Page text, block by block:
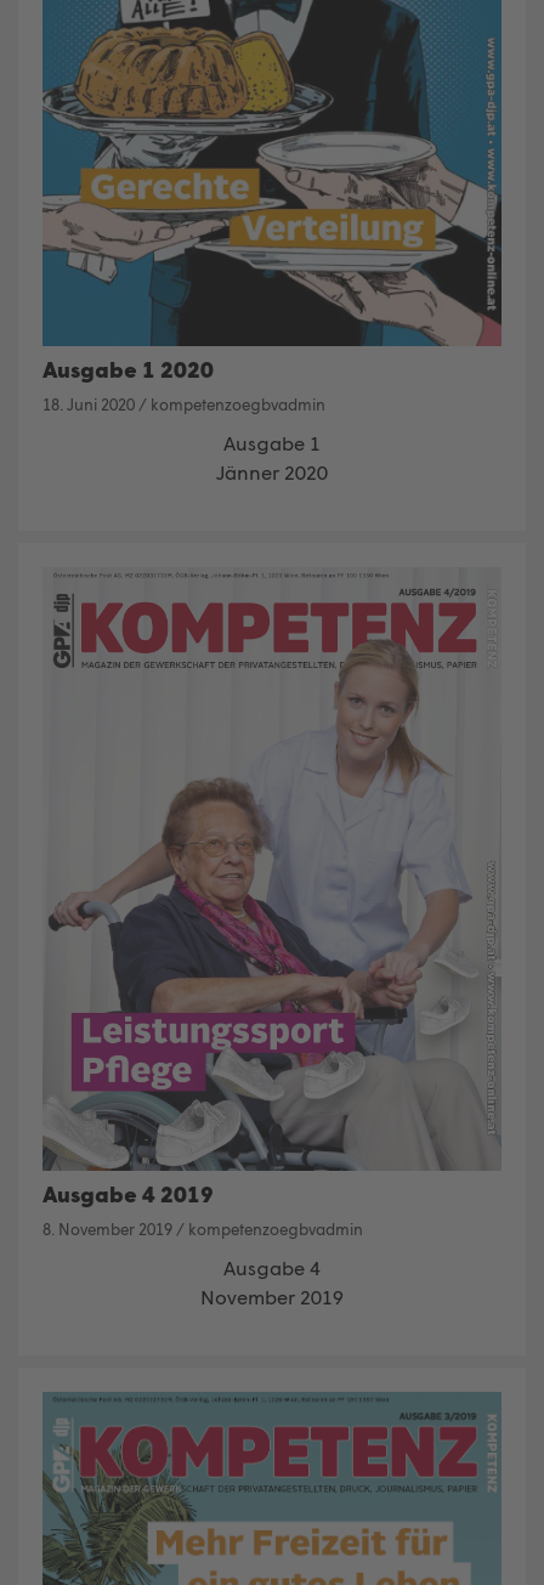
Ausgabe 1 2020
18. Juni 2020 / kompetenzoegbvadmin
Ausgabe 1
Jänner 2020
Ausgabe 4 2019
8. November 2019 / kompetenzoegbvadmin
Ausgabe 4
November 2019